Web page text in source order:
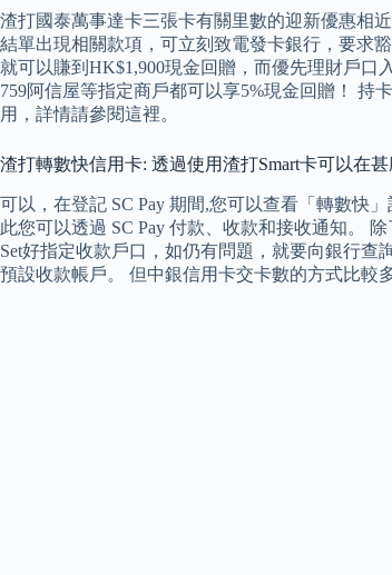
渣打國泰萬事達卡三張卡有關里數的迎新優惠相
結單出現相關款項，可立刻致電發卡銀行，要求
就可以賺到HK$1,900現金回贈，而優先理財戶口
759阿信屋等指定商戶都可以享5%現金回贈！ 持
用，詳情請參閱這裡。
渣打轉數快信用卡: 透過使用渣打Smart卡可以在
可以，在登記 SC Pay 期間,您可以查看「轉數快
此您可以透過 SC Pay 付款、收款和接收通知。
Set好指定收款戶口，如仍有問題，就要向銀行
預設收款帳戶。 但中銀信用卡交卡數的方式比較